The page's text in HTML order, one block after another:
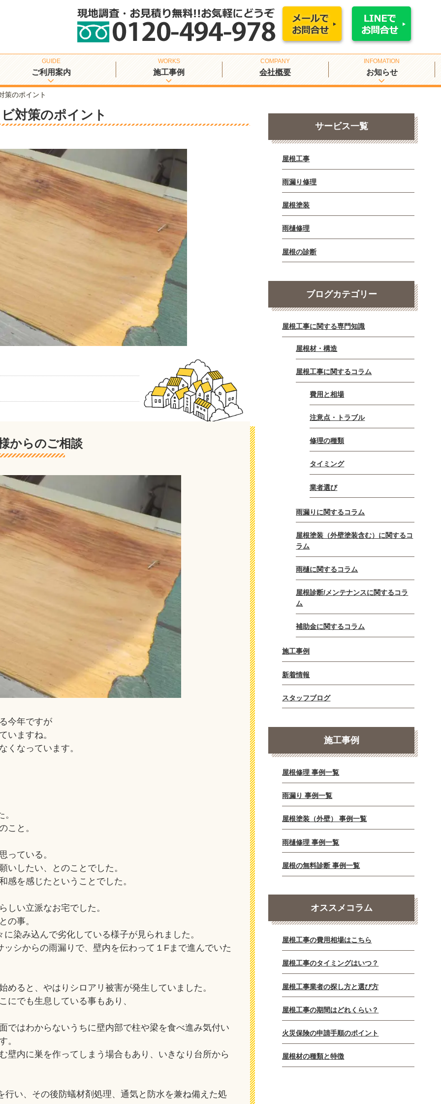
ご利用案内 施工事例 会社概要 お知らせ
策のポイント
対策のポイント
からのご相談
今年ですが
いますね。
くなっています。
こと。
っている。
いしたい、とのことでした。
を感じたということでした。
しい立派なお宅でした。
の事。
染み込んで劣化している様子が見られました。
シからの雨漏りで、壁内を伝わって１Fまで進んでいた
ると、やはりシロアリ被害が発生していました。
にでも生息している事もあり、
ではわからないうちに壁内部で柱や梁を食べ進み気付い
。
壁内に巣を作ってしまう場合もあり、いきなり台所から
い、その後防蟻材剤処理、通気と防水を兼ね備えた処
サービス一覧
屋根工事
雨漏り修理
屋根塗装
雨樋修理
屋根の診断
ブログカテゴリー
屋根工事に関する専門知識
屋根材・構造
屋根工事に関するコラム
費用と相場
注意点・トラブル
修理の種類
タイミング
業者選び
雨漏りに関するコラム
屋根塗装（外壁塗装含む）に関するコ
ラム
雨樋に関するコラム
屋根診断/メンテナンスに関するコラ
ム
補助金に関するコラム
施工事例
新着情報
スタッフブログ
施工事例
屋根修理 事例一覧
雨漏り 事例一覧
屋根塗装（外壁） 事例一覧
雨樋修理 事例一覧
屋根の無料診断 事例一覧
オススメコラム
屋根工事の費用相場はこちら
屋根工事のタイミングはいつ？
屋根工事業者の探し方と選び方
屋根工事の期間はどれくらい？
火災保険の申請手順のポイント
屋根材の種類と特徴